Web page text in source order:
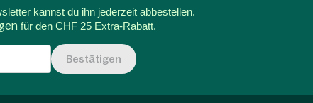
kannst du ihn jederzeit abbestellen.
für den CHF 25 Extra-Rabatt.
Bestätigen